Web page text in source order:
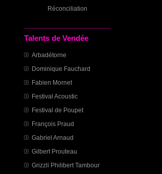
Réconciliation
Talents de Vendée
Arbadétorne
Dominique Fauchard
Fabien Mornet
Festival Acoustic
Festival de Poupet
François Praud
Gabriel Arnaud
Gilbert Prouteau
Grizzli Philibert Tambour